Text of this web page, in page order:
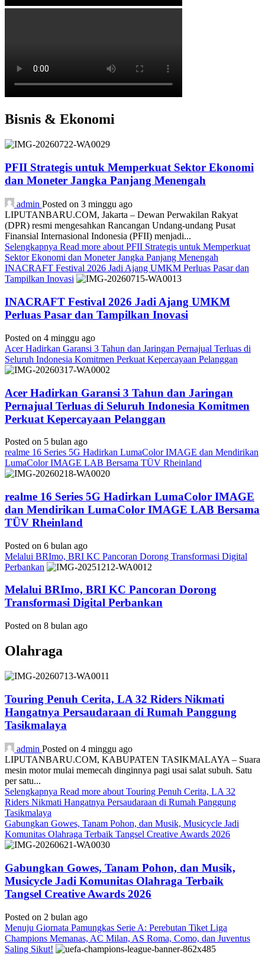
Bisnis & Ekonomi
PFII Strategis untuk Memperkuat Sektor Ekonomi
dan Moneter Jangka Panjang Menengah
admin Posted on 3 minggu ago
LIPUTANBARU.COM, Jakarta – Dewan Perwakilan Rakyat
(DPR) resmi mengesahkan Rancangan Undang-undang Pusat
Finansial Internasional Indonesia (PFII) menjadi...
Selengkapnya Read more about PFII Strategis untuk Memperkuat
Sektor Ekonomi dan Moneter Jangka Panjang Menengah
INACRAFT Festival 2026 Jadi Ajang UMKM Perluas Pasar dan
Tampilkan Inovasi
INACRAFT Festival 2026 Jadi Ajang UMKM
Perluas Pasar dan Tampilkan Inovasi
Posted on 4 minggu ago
Acer Hadirkan Garansi 3 Tahun dan Jaringan Pernajual Terluas di
Seluruh Indonesia Komitmen Perkuat Kepercayaan Pelanggan
Acer Hadirkan Garansi 3 Tahun dan Jaringan
Pernajual Terluas di Seluruh Indonesia Komitmen
Perkuat Kepercayaan Pelanggan
Posted on 5 bulan ago
realme 16 Series 5G Hadirkan LumaColor IMAGE dan Mendirikan
LumaColor IMAGE LAB Bersama TÜV Rheinland
realme 16 Series 5G Hadirkan LumaColor IMAGE
dan Mendirikan LumaColor IMAGE LAB Bersama
TÜV Rheinland
Posted on 6 bulan ago
Melalui BRImo, BRI KC Pancoran Dorong Transformasi Digital
Perbankan
Melalui BRImo, BRI KC Pancoran Dorong
Transformasi Digital Perbankan
Posted on 8 bulan ago
Olahraga
Touring Penuh Cerita, LA 32 Riders Nikmati
Hangatnya Persaudaraan di Rumah Panggung
Tasikmalaya
admin Posted on 4 minggu ago
LIPUTANBARU.COM, KABUPATEN TASIKMALAYA – Suara
mesin motor mulai memecah dinginnya pagi usai salat subuh. Satu
per satu...
Selengkapnya Read more about Touring Penuh Cerita, LA 32
Riders Nikmati Hangatnya Persaudaraan di Rumah Panggung
Tasikmalaya
Gabungkan Gowes, Tanam Pohon, dan Musik, Musicycle Jadi
Komunitas Olahraga Terbaik Tangsel Creative Awards 2026
Gabungkan Gowes, Tanam Pohon, dan Musik,
Musicycle Jadi Komunitas Olahraga Terbaik
Tangsel Creative Awards 2026
Posted on 2 bulan ago
Menuju Giornata Pamungkas Serie A: Perebutan Tiket Liga
Champions Memanas, AC Milan, AS Roma, Como, dan Juventus
Saling Sikut!